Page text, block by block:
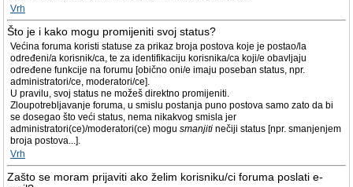
Vrh
Što je i kako mogu promijeniti svoj status?
Većina foruma koristi statuse za prikaz broja postova koje je postao/la
određeni/a korisnik/ca, te za identifikaciju korisnika/ca koji/e obavljaju
određene funkcije na forumu [obično oni/e imaju poseban status, npr.
administratori/ce, moderatori/ce].
U pravilu, svoj status ne možeš direktno promijeniti.
Zloupotrebljavanje foruma, u smislu postanja puno postova samo zato da bi
se dosegao što veći status, nema nikakvog smisla jer
administratori(ce)/moderatori(ce) mogu smanjiti nečiji status [npr. smanjenjem
broja postova...].
Vrh
Zašto se moram prijaviti ako želim korisniku/ci foruma poslati e-